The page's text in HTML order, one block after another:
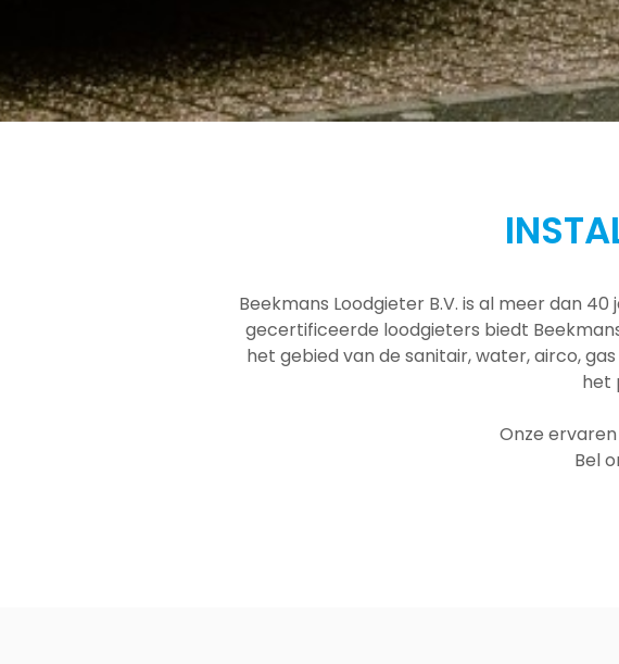
Beekmans Loodgieter B.V. is al meer dan
gecertificeerde loodgieters biedt
het gebied van de sanitair, water, airco,
het
Onze
Bel